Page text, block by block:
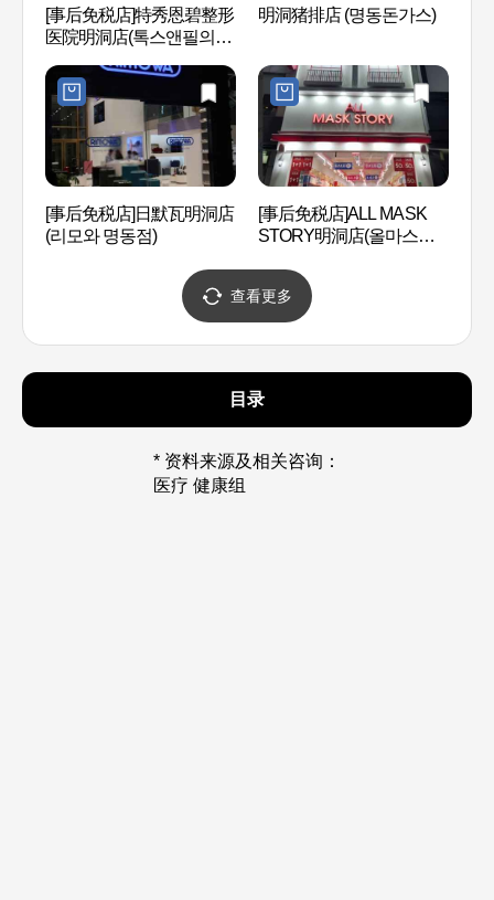
[事后免税店]特秀恩碧整形
医院明洞店(톡스앤필의원
明洞猪排店 (명동돈가스)
[事后免税店]日默瓦明洞店
(리모와 명동점)
[事后免税店]ALL MASK
STORY明洞店(올마스크
查看更多
目录
* 资料来源及相关咨询：
医疗 健康组